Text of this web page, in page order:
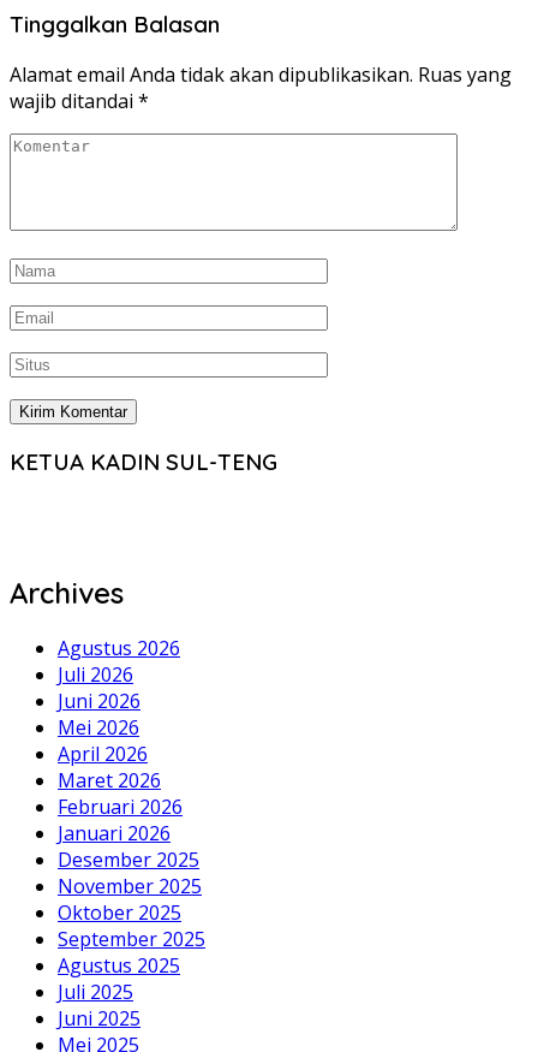
Tinggalkan Balasan
Alamat email Anda tidak akan dipublikasikan. Ruas yang
wajib ditandai *
KETUA KADIN SUL-TENG
Archives
Agustus 2026
Juli 2026
Juni 2026
Mei 2026
April 2026
Maret 2026
Februari 2026
Januari 2026
Desember 2025
November 2025
Oktober 2025
September 2025
Agustus 2025
Juli 2025
Juni 2025
Mei 2025